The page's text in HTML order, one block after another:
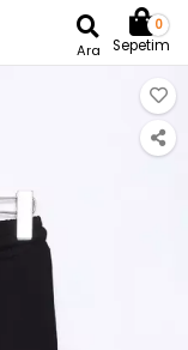
Ara
0
Sepetim